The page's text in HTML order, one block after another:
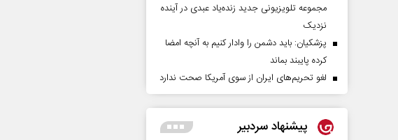
مجموعه تلویزیونی جدید زنده‌یاد عبدی در آینده
نزدیک
پزشکیان: باید دشمن را وادار کنیم به آنچه امضا
کرده پایبند بماند
لغو تحریم‌های ایران از سوی آمریکا صحت ندارد
پیشنهاد سردبیر